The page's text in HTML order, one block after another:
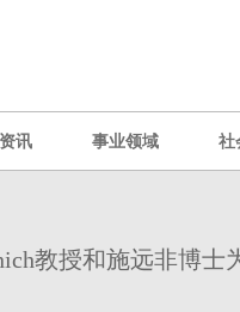
讯 事业领域 社
教授和施远非博士